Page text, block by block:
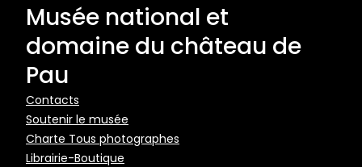
Musée national et
domaine du château de
Pau
Pied
de
page
Contacts
Soutenir le musée
Charte Tous photographes
Librairie-Boutique